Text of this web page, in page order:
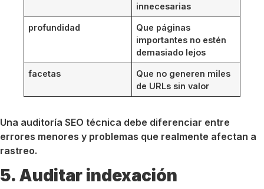
innecesarias
profundidad
Que páginas
importantes no estén
demasiado lejos
facetas
Que no generen miles
de URLs sin valor
Una auditoría SEO técnica debe diferenciar entre
errores menores y problemas que realmente afectan a
rastreo.
5. Auditar indexación